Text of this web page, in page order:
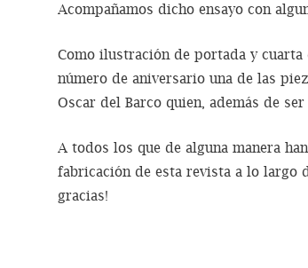
Acompañamos dicho ensayo con
Como ilustración de portada y
número de aniversario una de las
Oscar del Barco quien, además de
A todos los que de alguna manera
fabricación de esta revista a lo largo
gracias!